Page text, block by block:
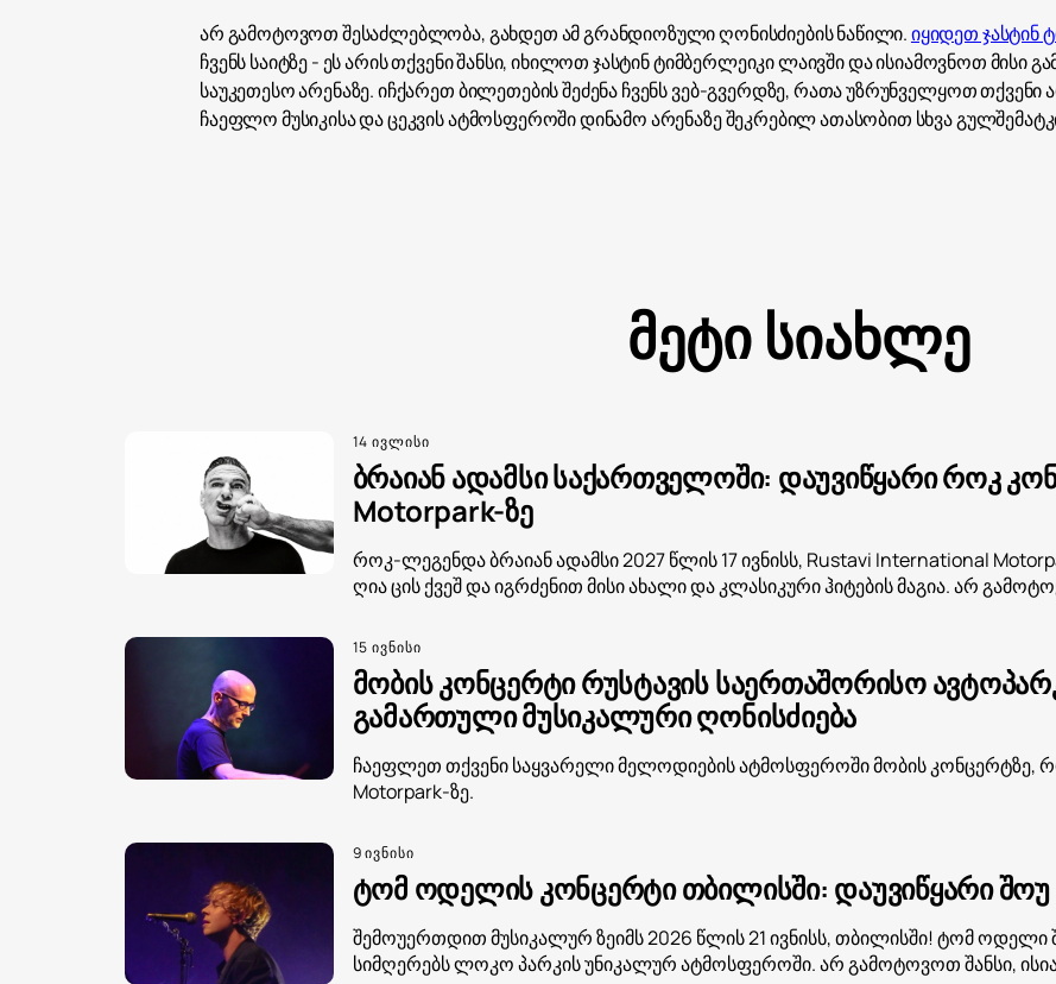
არ გამოტოვოთ შესაძლებლობა, გახდეთ ამ გრანდიოზული ღონისძიების ნაწილი.იყიდეთ ჯასტინ
ჩვენს საიტზე - ეს არის თქვენი შანსი, იხილოთ ჯასტინ ტიმბერლეიკი ლაივში და ისიამოვნოთ
საუკეთესო არენაზე. იჩქარეთ ბილეთების შეძენა ჩვენს ვებ-გვერდზე, რათა უზრუნველყოთ
ჩაეფლო მუსიკისა და ცეკვის ატმოსფეროში დინამო არენაზე შეკრებილ ათასობით სხვა
მეტი სიახლე
14 ივლისი
ბრაიან ადამსი საქართველოში: დაუვიწყარი როკ
Motorpark-ზე
როკ-ლეგენდა ბრაიან ადამსი 2027 წლის 17 ივნისს, Rustavi International
ღია ცის ქვეშ და იგრძენით მისი ახალი და კლასიკური ჰიტების მაგია. არ
15 ივნისი
მობის კონცერტი რუსტავის საერთაშორისო
გამართული მუსიკალური ღონისძიება
ჩაეფლეთ თქვენი საყვარელი მელოდიების ატმოსფეროში მობის კონცერტზე,
Motorpark-ზე.
9 ივნისი
ტომ ოდელის კონცერტი თბილისში: დაუვიწყარი შოუ
შემოუერთდით მუსიკალურ ზეიმს 2026 წლის 21 ივნისს, თბილისში! ტომ ოდელი
სიმღერებს ლოკო პარკის უნიკალურ ატმოსფეროში. არ გამოტოვოთ შანსი,